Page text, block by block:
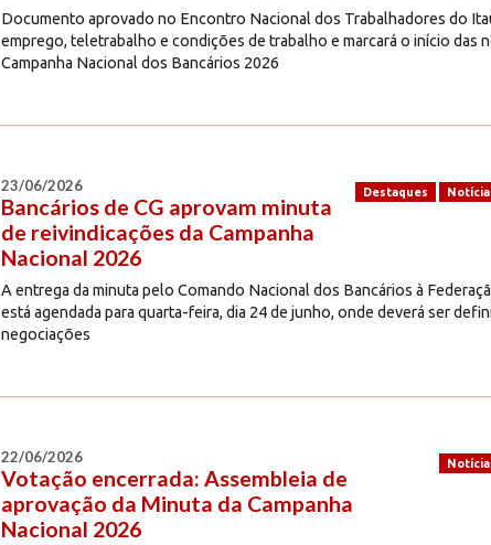
Documento aprovado no Encontro Nacional dos Trabalhadores do
emprego, teletrabalho e condições de trabalho e marcará o início das
Campanha Nacional dos Bancários 2026
Destaques
23/06/2026
Bancários de CG aprovam minuta
de reivindicações da Campanha
Nacional 2026
A entrega da minuta pelo Comando Nacional dos Bancários à
está agendada para quarta-feira, dia 24 de junho, onde deverá ser
negociações
22/06/2026
Votação encerrada: Assembleia de
aprovação da Minuta da Campanha
Nacional 2026